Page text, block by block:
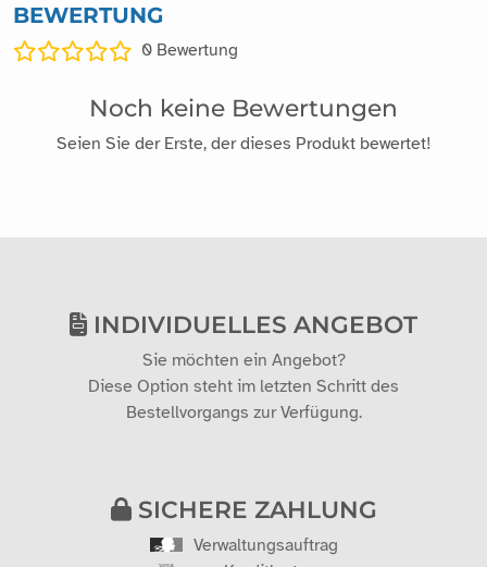
BEWERTUNG
0 Bewertung
Noch keine Bewertungen
Seien Sie der Erste, der dieses Produkt bewertet!
INDIVIDUELLES ANGEBOT
Sie möchten ein Angebot?
Diese Option steht im letzten Schritt des
Bestellvorgangs zur Verfügung.
SICHERE ZAHLUNG
Verwaltungsauftrag